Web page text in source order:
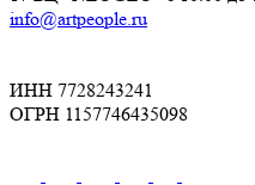
info@artpeople.ru
ИНН 7728243241
ОГРН 1157746435098